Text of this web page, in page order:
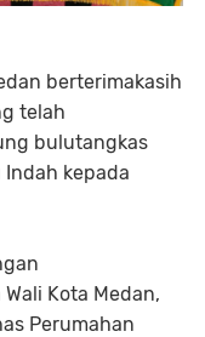
berterimakasih
telah
bulutangkas
kepada
Kota Medan,
Perumahan